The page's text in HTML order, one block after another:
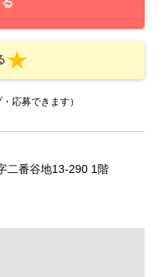
応募できます）
二番谷地13-290 1階